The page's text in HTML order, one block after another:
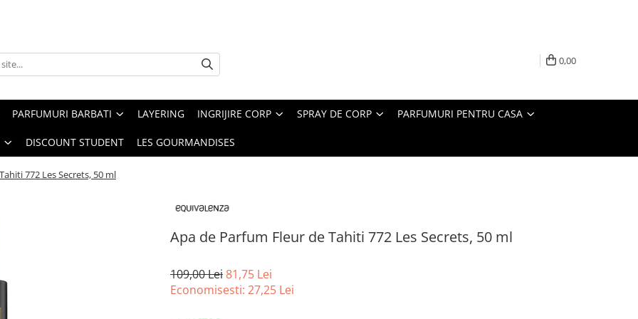
0,00
PARFUMURI BARBATI LAYERING INGRIJIRE CORP SPRAY DE CORP PARFUMURI PENTRU CASA
DISCOUNT STUDENT LES GOURMANDISES
772 Les Secrets, 50 ml
Apa de Parfum Fleur de Tahiti 772 Les Secrets, 50 ml
109,00 Lei81,75 Lei
Economisesti: 27,25 Lei